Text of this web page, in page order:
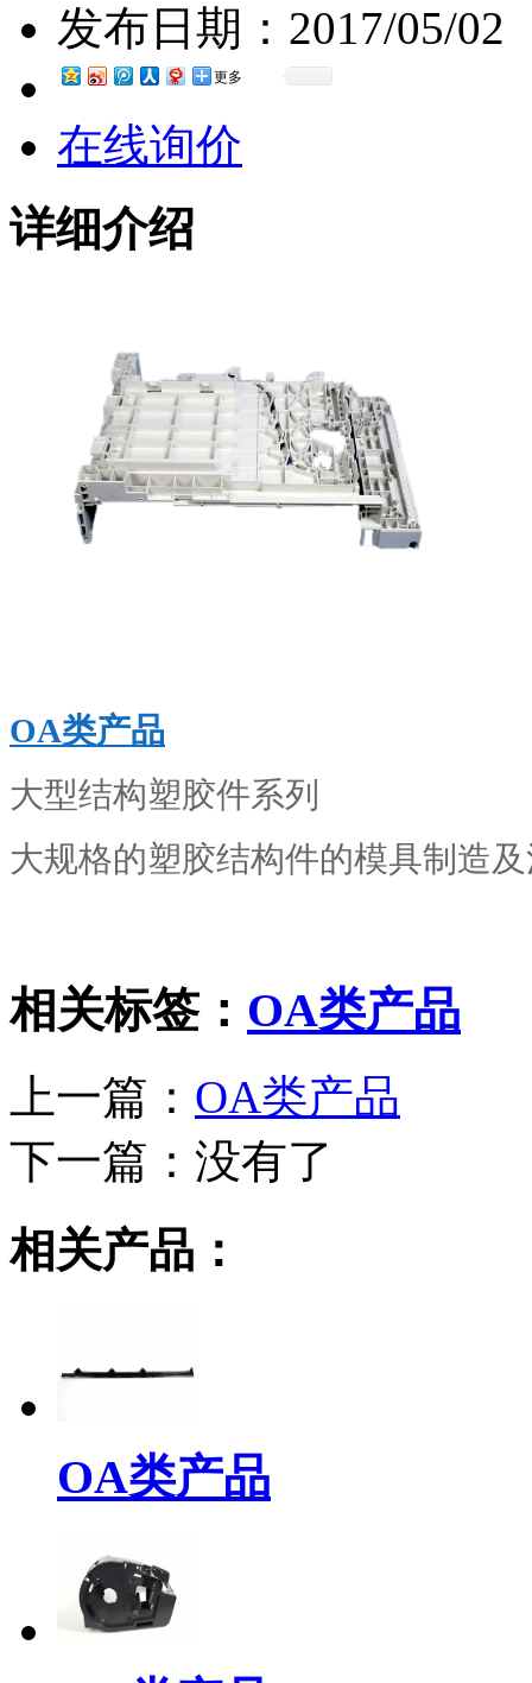
发布日期： 2017/05/02
更多
在线询价
详细介绍
OA类产品
大型结构塑胶件系列
大规格的塑胶结构件的模具制造
相关标签： OA类产品
上一篇： OA类产品
下一篇： 没有了
相关产品：
OA类产品